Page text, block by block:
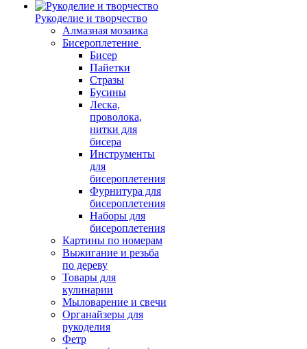
Рукоделие и творчество
Алмазная мозаика
Бисероплетение
Бисер
Пайетки
Стразы
Бусины
Леска,
проволока,
нитки для
бисера
Инструменты
для
бисероплетения
Фурнитура для
бисероплетения
Наборы для
бисероплетения
Картины по номерам
Выжигание и резьба
по дереву
Товары для
кулинарии
Мыловарение и свечи
Органайзеры для
рукоделия
Фетр